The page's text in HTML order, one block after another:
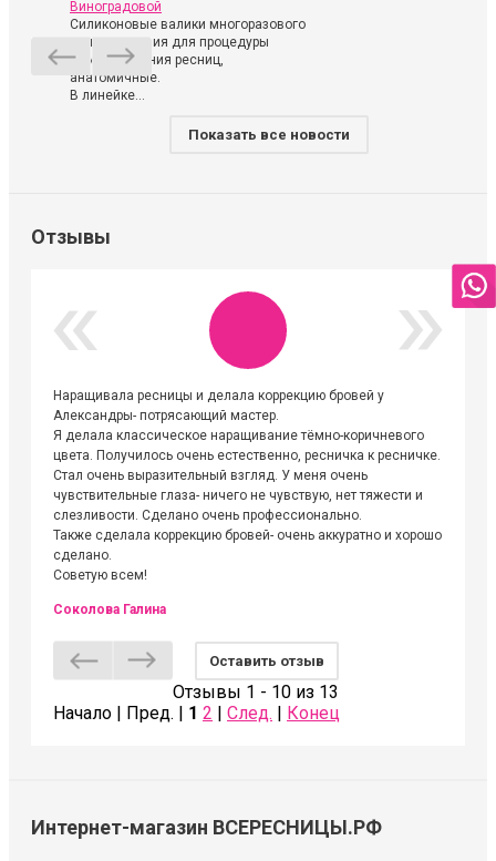
Виноградовой
Силиконовые валики многоразового
использования для процедуры
ламинирования ресниц,
анатомичные.
В линейке...
Показать все новости
Отзывы
Наращивала ресницы и делала коррекцию бровей у
Александры- потрясающий мастер.
Я делала классическое наращивание тёмно-коричневого
цвета. Получилось очень естественно, ресничка к ресничке.
Стал очень выразительный взгляд. У меня очень
чувствительные глаза- ничего не чувствую, нет тяжести и
слезливости. Сделано очень профессионально.
Также сделала коррекцию бровей- очень аккуратно и хорошо
сделано.
Советую всем!
Соколова Галина
Оставить отзыв
Отзывы 1 - 10 из 13
Начало | Пред. | 1 2 След. Конец
Интернет-магазин ВСЕРЕСНИЦЫ.РФ